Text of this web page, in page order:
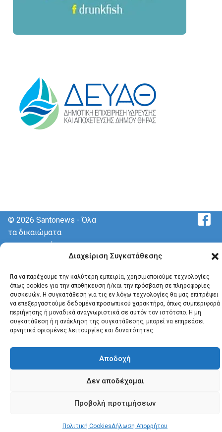
Διαχείριση Συγκατάθεσης
Για να παρέχουμε την καλύτερη εμπειρία, χρησιμοποιούμε τεχνολογίες
όπως cookies για την αποθήκευση ή/και την πρόσβαση σε πληροφορίες
συσκευών. Η συγκατάθεση για τις εν λόγω τεχνολογίες θα μας επιτρέψει
να επεξεργαστούμε δεδομένα προσωπικού χαρακτήρα, όπως συμπεριφορά
περιήγησης ή μοναδικά αναγνωριστικά σε αυτόν τον ιστότοπο. Η μη
συγκατάθεση ή η ανάκληση της συγκατάθεσης, μπορεί να επηρεάσει
αρνητικά ορισμένες λειτουργίες και δυνατότητες.
Αποδοχή
Δεν αποδέχομαι
Προβολή προτιμήσεων
Πολιτική CookiesΔήλωση Απορρήτου
© 2026 Santonews - Όλα
τα δικαιώματα
κατοχυρωμένα.